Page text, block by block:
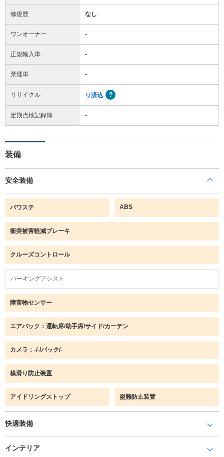
修復歴 なし
ワンオーナー -
正規輸入車 -
禁煙車 -
リサイクル リ済込
定期点検記録簿 -
装備
安全装備
パワステ ABS
衝突被害軽減ブレーキ
クルーズコントロール
パーキングアシスト
障害物センサー
エアバック：運転席/助手席/サイド/カーテン
カメラ：-/-/バック/-
横滑り防止装置
アイドリングストップ 盗難防止装置
快適装備
インテリア